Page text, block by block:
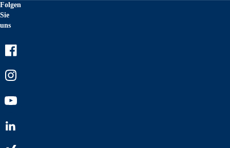
Folgen
Sie
uns
Youtube